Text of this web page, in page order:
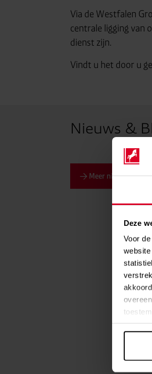
Deze
Voor
VS. In
Via de Westfalen
centrale ligging van
dienst zijn.
Vindt u het door u
Nieuws &
Meer nieuws en